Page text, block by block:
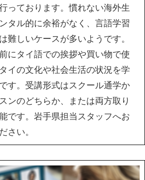
っております。慣れない海外生
タル的に余裕がなく、言語学習
難しいケースが多いようです。
にタイ語での挨拶や買い物で使
イの文化や社会生活の状況を学
す。受講形式はスクール通学か
ンのどちらか、または両方取り
です。岩手県担当スタッフへお
さい。